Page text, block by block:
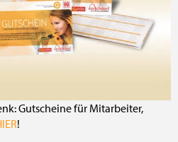
Gutscheine für Mitarbeiter,
!